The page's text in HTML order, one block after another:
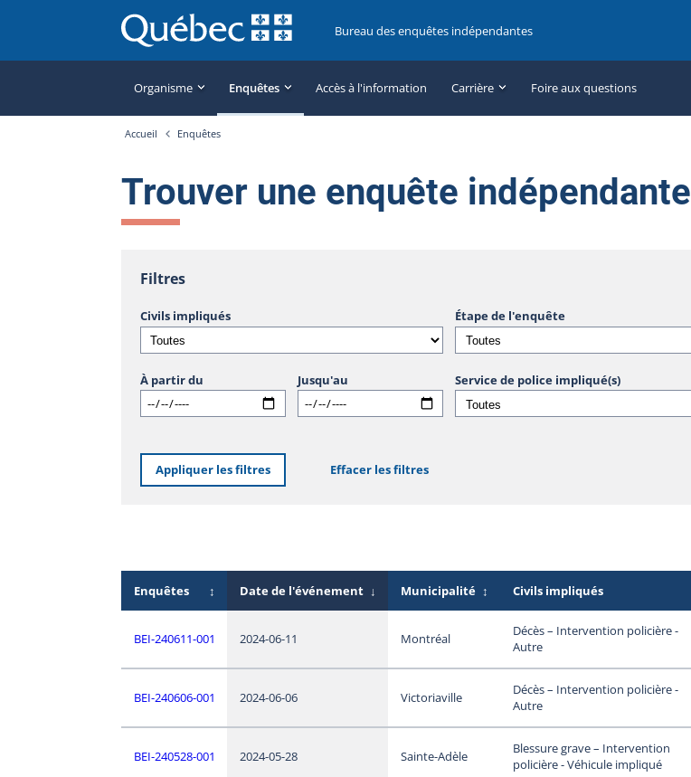
Bureau des enquêtes indépendantes
Organisme Enquêtes Accès à l'information Carrière Foire aux questions
Accueil Enquêtes
Trouver une enquête indépendante
Filtres
Civils impliqués Étape de l'enquête
À partir du Jusqu'au Service de police impliqué(s)
Appliquer les filtres Effacer les filtres
Enquêtes ↕ Date de l'événement ↓ Municipalité ↕ Civils impliqués
BEI-240611-001 2024-06-11 Montréal
Décès – Intervention policière -
Autre
BEI-240606-001 2024-06-06 Victoriaville
Décès – Intervention policière -
Autre
BEI-240528-001 2024-05-28 Sainte-Adèle
Blessure grave – Intervention
policière - Véhicule impliqué